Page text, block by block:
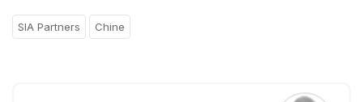
SIA Partners Chine